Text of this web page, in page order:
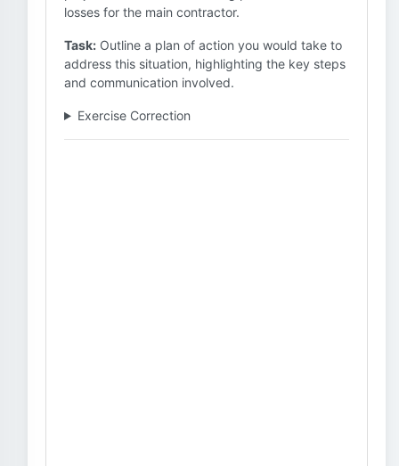
losses for the main contractor.
Task: Outline a plan of action you would take to
address this situation, highlighting the key steps
and communication involved.
Exercise Correction